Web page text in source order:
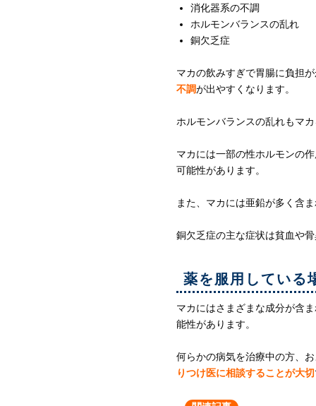
消化器系の不調
ホルモンバランスの乱れ
銅欠乏症
マカの飲みすぎで胃腸に負担
不調が出やすくなります。
ホルモンバランスの乱れもマ
マカには一部の性ホルモンの
可能性があります。
また、マカには亜鉛が多く含
銅欠乏症の主な症状は貧血や
薬を服用している
マカにはさまざまな成分が含
能性があります。
何らかの病気を治療中の方、
りつけ医に相談することが大切